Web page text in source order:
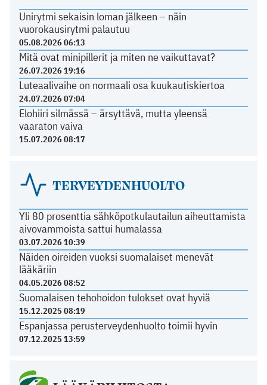
Unirytmi sekaisin loman jälkeen – näin
vuorokausirytmi palautuu
05.08.2026 06:13
Mitä ovat minipillerit ja miten ne vaikuttavat?
26.07.2026 19:16
Luteaalivaihe on normaali osa kuukautiskiertoa
24.07.2026 07:04
Elohiiri silmässä – ärsyttävä, mutta yleensä
vaaraton vaiva
15.07.2026 08:17
TERVEYDENHUOLTO
Yli 80 prosenttia sähköpotkulautailun aiheuttamista
aivovammoista sattui humalassa
03.07.2026 10:39
Näiden oireiden vuoksi suomalaiset menevät
lääkäriin
04.05.2026 08:52
Suomalaisen tehohoidon tulokset ovat hyviä
15.12.2025 08:19
Espanjassa perusterveydenhuolto toimii hyvin
07.12.2025 13:59